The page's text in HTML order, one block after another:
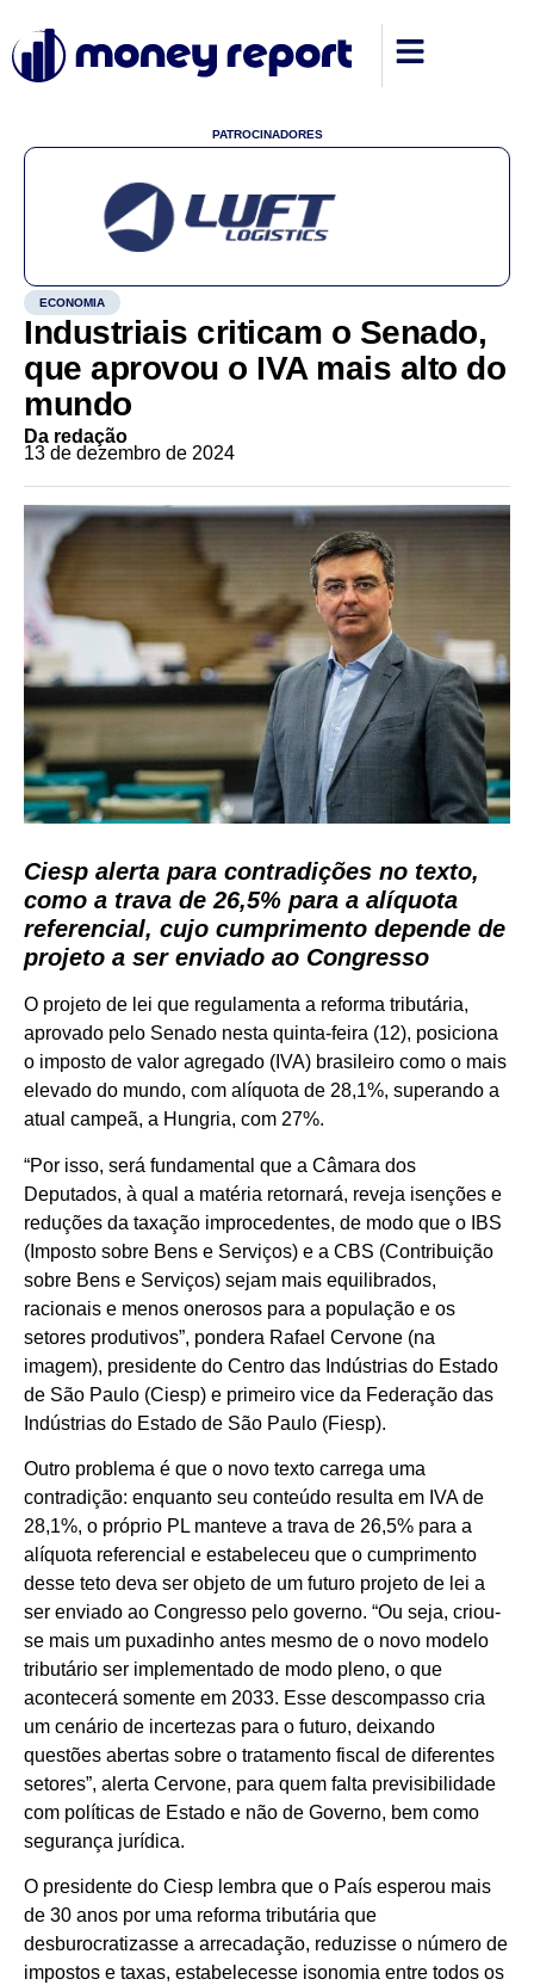
PATROCINADORES
ECONOMIA
Industriais criticam o Senado,
que aprovou o IVA mais alto do
mundo
Da redação
13 de dezembro de 2024
Ciesp alerta para contradições no texto,
como a trava de 26,5% para a alíquota
referencial, cujo cumprimento depende de
projeto a ser enviado ao Congresso
O projeto de lei que regulamenta a reforma tributária,
aprovado pelo Senado nesta quinta-feira (12), posiciona
o imposto de valor agregado (IVA) brasileiro como o mais
elevado do mundo, com alíquota de 28,1%, superando a
atual campeã, a Hungria, com 27%.
“Por isso, será fundamental que a Câmara dos
Deputados, à qual a matéria retornará, reveja isenções e
reduções da taxação improcedentes, de modo que o IBS
(Imposto sobre Bens e Serviços) e a CBS (Contribuição
sobre Bens e Serviços) sejam mais equilibrados,
racionais e menos onerosos para a população e os
setores produtivos”, pondera Rafael Cervone (na
imagem), presidente do Centro das Indústrias do Estado
de São Paulo (Ciesp) e primeiro vice da Federação das
Indústrias do Estado de São Paulo (Fiesp).
Outro problema é que o novo texto carrega uma
contradição: enquanto seu conteúdo resulta em IVA de
28,1%, o próprio PL manteve a trava de 26,5% para a
alíquota referencial e estabeleceu que o cumprimento
desse teto deva ser objeto de um futuro projeto de lei a
ser enviado ao Congresso pelo governo. “Ou seja, criou-
se mais um puxadinho antes mesmo de o novo modelo
tributário ser implementado de modo pleno, o que
acontecerá somente em 2033. Esse descompasso cria
um cenário de incertezas para o futuro, deixando
questões abertas sobre o tratamento fiscal de diferentes
setores”, alerta Cervone, para quem falta previsibilidade
com políticas de Estado e não de Governo, bem como
segurança jurídica.
O presidente do Ciesp lembra que o País esperou mais
de 30 anos por uma reforma tributária que
desburocratizasse a arrecadação, reduzisse o número de
impostos e taxas, estabelecesse isonomia entre todos os